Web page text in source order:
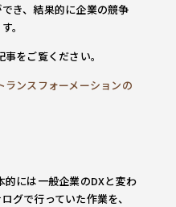
き、結果的に企業の競争
。
をご覧ください。
ンスフォーメーションの
には一般企業のDXと変わ
グで行っていた作業を、